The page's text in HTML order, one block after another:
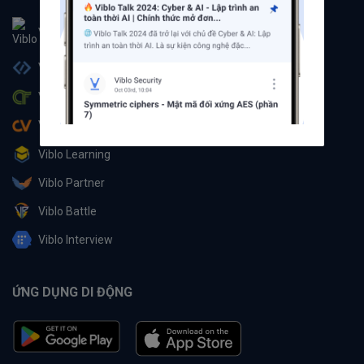
Viblo
Viblo Code
Viblo CTF
Viblo CV
Viblo Learning
Viblo Partner
Viblo Battle
Viblo Interview
ỨNG DỤNG DI ĐỘNG